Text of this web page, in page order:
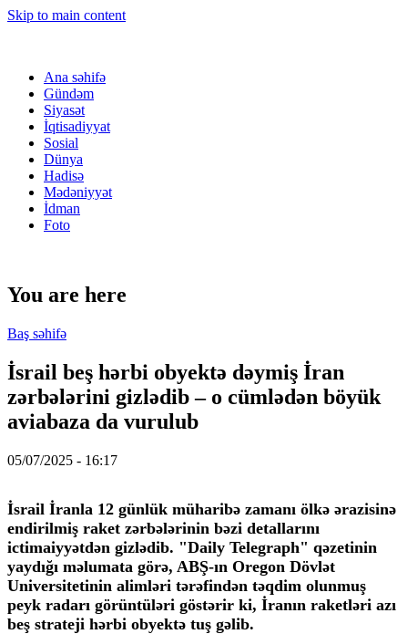
Skip to main content
Ana səhifə
Gündəm
Siyasət
İqtisadiyyat
Sosial
Dünya
Hadisə
Mədəniyyət
İdman
Foto
You are here
Baş səhifə
İsrail beş hərbi obyektə dəymiş İran
zərbələrini gizlədib – o cümlədən böyük
aviabaza da vurulub
05/07/2025 - 16:17
İsrail İranla 12 günlük müharibə zamanı ölkə ərazisinə
endirilmiş raket zərbələrinin bəzi detallarını
ictimaiyyətdən gizlədib. "Daily Telegraph" qəzetinin
yaydığı məlumata görə, ABŞ-ın Oregon Dövlət
Universitetinin alimləri tərəfindən təqdim olunmuş
peyk radarı görüntüləri göstərir ki, İranın raketləri azı
beş strateji hərbi obyektə tuş gəlib.